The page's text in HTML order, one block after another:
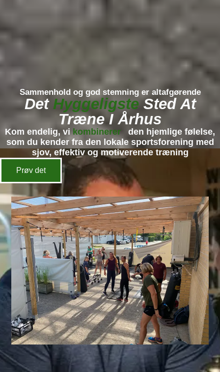
Sammenhold og god stemning er altafgørende
Det HyggeligsteSted At
Træne I Århus
Kom endelig, vi kombinerer den hjemlige følelse,
som du kender fra den lokale sportsforening med
sjov, effektiv og motiverende træning
Prøv det